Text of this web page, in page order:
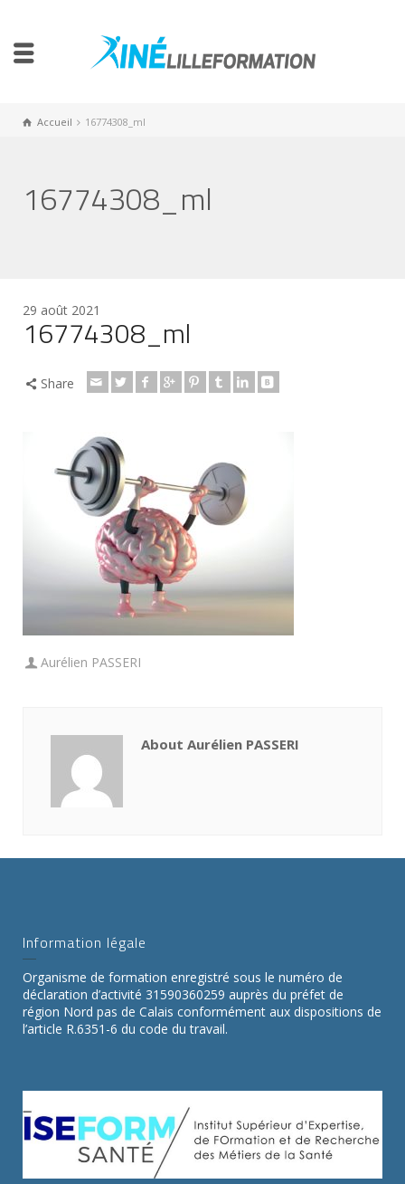
Accueil 16774308_ml
16774308_ml
29 août 2021
16774308_ml
Share
Aurélien PASSERI
About Aurélien PASSERI
Information légale
Organisme de formation enregistré sous le numéro de
déclaration d’activité 31590360259 auprès du préfet de
région Nord pas de Calais conformément aux dispositions de
l’article R.6351-6 du code du travail.